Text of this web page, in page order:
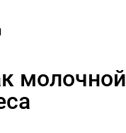
молочной